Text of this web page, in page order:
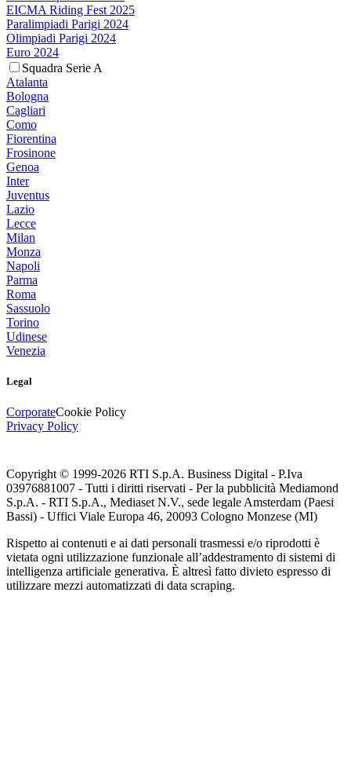
EICMA Riding Fest 2025
Paralimpiadi Parigi 2024
Olimpiadi Parigi 2024
Euro 2024
Squadra Serie A
Atalanta
Bologna
Cagliari
Como
Fiorentina
Frosinone
Genoa
Inter
Juventus
Lazio
Lecce
Milan
Monza
Napoli
Parma
Roma
Sassuolo
Torino
Udinese
Venezia
Legal
CorporateCookie Policy
Privacy Policy
Copyright © 1999-2026 RTI S.p.A. Business Digital - P.Iva
03976881007 - Tutti i diritti riservati - Per la pubblicità Mediamond
S.p.A. - RTI S.p.A., Mediaset N.V., sede legale Amsterdam (Paesi
Bassi) - Uffici Viale Europa 46, 20093 Cologno Monzese (MI)
Rispetto ai contenuti e ai dati personali trasmessi e/o riprodotti è
vietata ogni utilizzazione funzionale all’addestramento di sistemi di
intelligenza artificiale generativa. È altresì fatto divieto espresso di
utilizzare mezzi automatizzati di data scraping.